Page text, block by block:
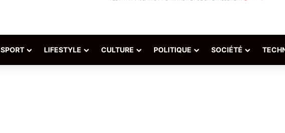
SPORT LIFESTYLE CULTURE POLITIQUE SOCIÉTÉ